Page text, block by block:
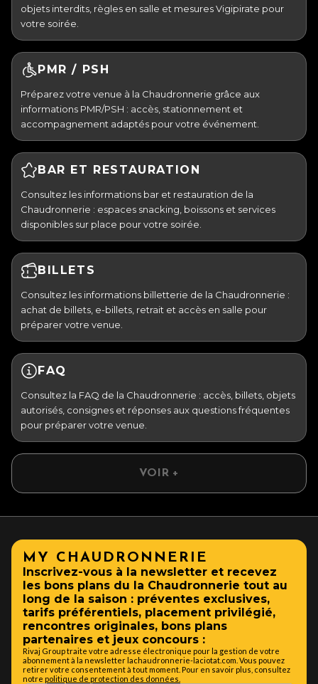
objets interdits, règles en salle et mesures Vigipirate pour
votre soirée.
PMR / PSH
Préparez votre venue à la Chaudronnerie grâce aux
informations PMR/PSH : accès, stationnement et
accompagnement adaptés pour votre événement.
BAR ET RESTAURATION
Consultez les informations bar et restauration de la
Chaudronnerie : espaces snacking, boissons et services
disponibles sur place pour votre soirée.
BILLETS
Consultez les informations billetterie de la Chaudronnerie :
achat de billets, e-billets, retrait et accès en salle pour
préparer votre venue.
FAQ
Consultez la FAQ de la Chaudronnerie : accès, billets, objets
autorisés, consignes et réponses aux questions fréquentes
pour préparer votre venue.
VOIR +
MY CHAUDRONNERIE
Inscrivez-vous à la newsletter et recevez
les bons plans du la Chaudronnerie tout au
long de la saison : préventes exclusives,
tarifs préférentiels, placement privilégié,
rencontres originales, bons plans
partenaires et jeux concours :
Rivaj Group traite votre adresse électronique pour la gestion de votre
abonnement à la newsletter lachaudronnerie-laciotat.com. Vous pouvez
retirer votre consentement à tout moment. Pour en savoir plus, consultez
notre politique de protection des données.